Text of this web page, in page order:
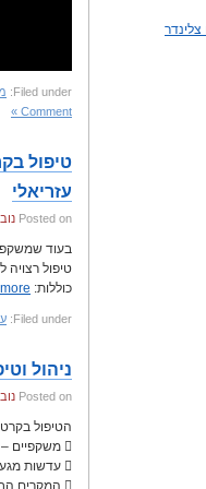
Filed under:
Comment »
טיפול
עזריאלי
Posted on
בעוד
טיפול
כוללות: »
Filed under:
ניהול
Posted on
הטיפול
 משקפיים – באופן מסורתי, במקרים המוקדמים של הקרטוקונוס בלבד
 עדשות מגע -מהמקרים הקלים עד למתונים בעזרת
 המקרים החמורים :